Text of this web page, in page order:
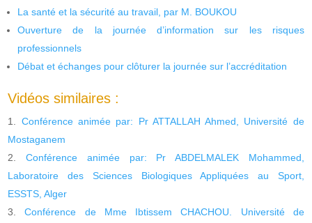
La santé et la sécurité au travail, par M. BOUKOU
Ouverture de la journée d’information sur les risques
professionnels
Débat et échanges pour clôturer la journée sur l’accréditation
Vidéos similaires :
Conférence animée par: Pr ATTALLAH Ahmed, Université de
Mostaganem
Conférence animée par: Pr ABDELMALEK Mohammed,
Laboratoire des Sciences Biologiques Appliquées au Sport,
ESSTS, Alger
Conférence de Mme Ibtissem CHACHOU. Université de